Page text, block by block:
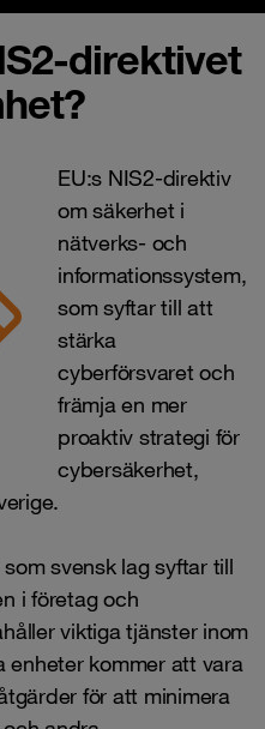
direktivet
EU:s NIS2-direktiv
om säkerhet i
nätverks- och
informationssystem,
som syftar till att
stärka
cyberförsvaret och
främja en mer
proaktiv strategi för
cybersäkerhet,
svensk lag syftar till
i företag och
viktiga tjänster inom
enheter kommer att vara
för att minimera